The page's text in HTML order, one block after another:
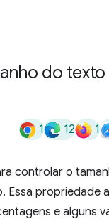
do texto
1 12 1
controlar o
Essa propriedade
e alguns